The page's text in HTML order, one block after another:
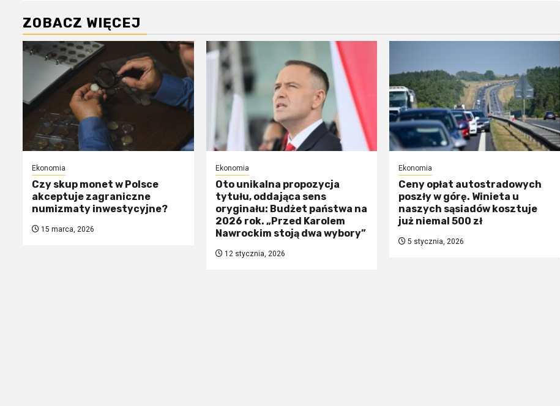
ZOBACZ WIĘCEJ
Ekonomia
Czy skup monet w Polsce
akceptuje zagraniczne
numizmaty inwestycyjne?
15 marca, 2026
Ekonomia
Oto unikalna propozycja
tytułu, oddająca sens
oryginału: Budżet państwa na
2026 rok. „Przed Karolem
Nawrockim stoją dwa wybory”
12 stycznia, 2026
Ekonomia
Ceny opłat autostradowych
poszły w górę. Winieta u
naszych sąsiadów kosztuje
już niemal 500 zł
5 stycznia, 2026